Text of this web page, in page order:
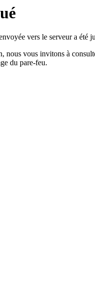
vers le serveur a été
nous vous invitons à
du pare-feu.